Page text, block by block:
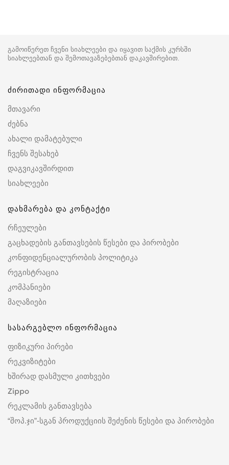
გამოიწერეთ ჩვენი სიახლეები და იყავით საქმის კურსში
სიახლეებთან და შემოთავაზებებთან დაკავშირებით.
ძირითადი ინფორმაცია
მთავარი
ძებნა
ახალი დამატებული
ჩვენს შესახებ
დაგვიკავშირდით
სიახლეები
დახმარება და კონტაქტი
რჩეულები
გაცხადების განთავსების წესები და პირობები
კონფიდენციალურობის პოლიტიკა
რეგისტრაცია
კომპანიები
მაღაზიები
სასარგებლო ინფორმაცია
ფიზიკური პირები
რეკვიზიტები
ხშირად დასმული კითხვები
Zippo
რეკლამის განთავსება
“შოპ.ჯი”-სგან პროდუქციის შეძენის წესები და პირობები